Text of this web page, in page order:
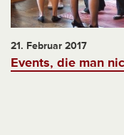
21. Februar 2017
Events, die man